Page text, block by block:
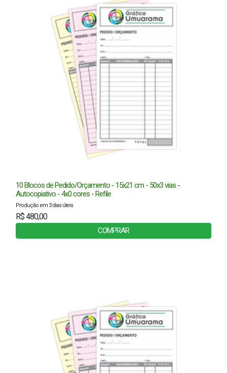
10 Blocos de Pedido/Orçamento - 15x21 cm - 50x3 vias -
Autocopiativo - 4x0 cores - Refile
Produção em 3 dias úteis
R$ 480,00
COMPRAR